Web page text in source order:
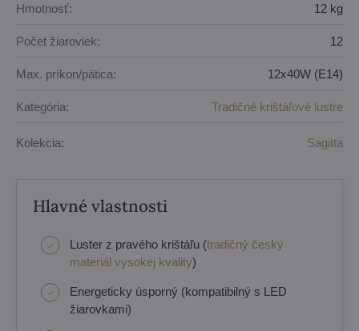
Hmotnosť: 12 kg
Počet žiaroviek: 12
Max. príkon/pätica: 12x40W (E14)
Kategória: Tradičné krištáľové lustre
Kolekcia: Sagitta
Hlavné vlastnosti
Luster z pravého krištáľu (tradičný český
materiál vysokej kvality)
Energeticky úsporný (kompatibilný s LED
žiarovkami)